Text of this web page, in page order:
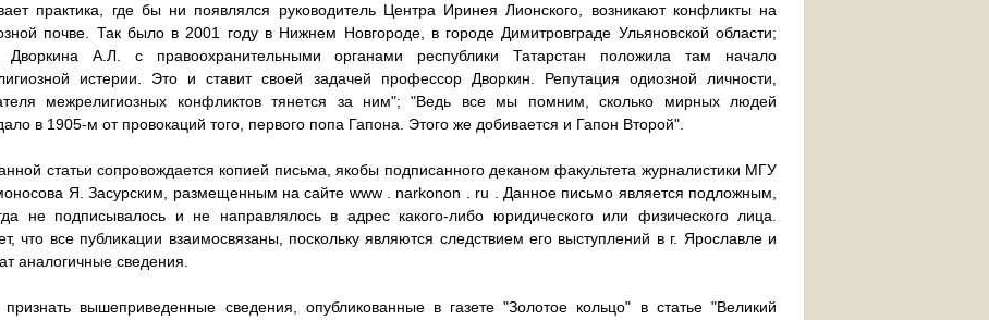
практика, где бы ни появлялся руководитель Центра Иринея Лионского, возникают конфликты на
почве. Так было в 2001 году в Нижнем Новгороде, в городе Димитровграде Ульяновской области;
Дворкина А.Л. с правоохранительными органами республики Татарстан положила там начало
истерии. Это и ставит своей задачей профессор Дворкин. Репутация одиозной личности,
межрелигиозных конфликтов тянется за ним"; "Ведь все мы помним, сколько мирных людей
в 1905-м от провокаций того, первого попа Гапона. Этого же добивается и Гапон Второй".
статьи сопровождается копией письма, якобы подписанного деканом факультета журналистики МГУ
Я. Засурским, размещенным на сайте www . narkonon . ru . Данное письмо является подложным,
не подписывалось и не направлялось в адрес какого-либо юридического или физического лица.
что все публикации взаимосвязаны, поскольку являются следствием его выступлений в г. Ярославле и
аналогичные сведения.
признать вышеприведенные сведения, опубликованные в газете "Золотое кольцо" в статье "Великий